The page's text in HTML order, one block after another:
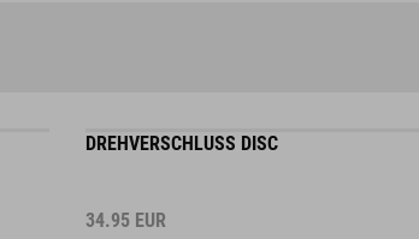
DREHVERSCHLUSS DISC
34.95 EUR